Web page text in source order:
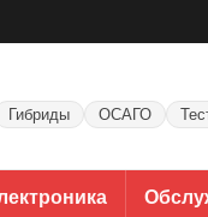
Гибриды ОСАГО